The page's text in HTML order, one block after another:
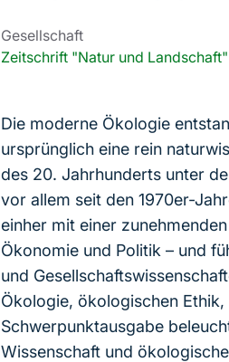
Gesellschaft
Zeitschrift "Natur und Landschaft"
Die moderne Ökologie
ursprünglich eine rein
des 20. Jahrhunderts unter
vor allem seit den 1970er-
einher mit einer
Ökonomie und Politik – und
und
Ökologie, ökologischen
Schwerpunktausgabe
Wissenschaft und